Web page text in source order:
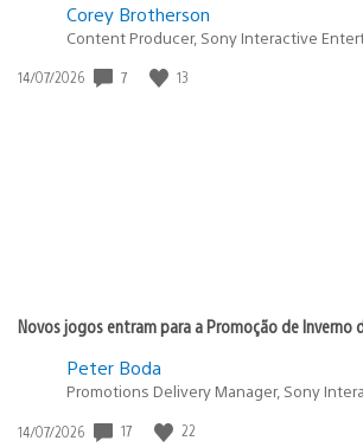
Corey Brotherson
Content Producer, Sony Interactive
Data
14/07/2026 7 13
Novos jogos entram para a Promoção de Inverno
Peter Boda
Promotions Delivery Manager, Sony
Data
14/07/2026 17 22